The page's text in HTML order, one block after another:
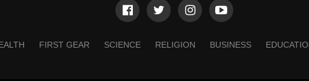
FIRST GEAR SCIENCE RELIGION BUSINESS